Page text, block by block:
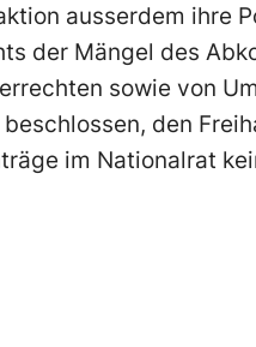
ausserdem ihre
der Mängel des
sowie von
den
im Nationalrat